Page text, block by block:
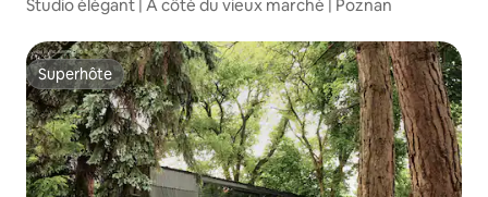
Studio élégant | À côté du vieux marché | Poznan
Superhôte
Superhôte